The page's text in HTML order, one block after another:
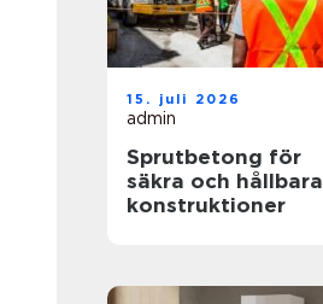
15. juli 2026
admin
Sprutbetong för
säkra och hållbara
konstruktioner